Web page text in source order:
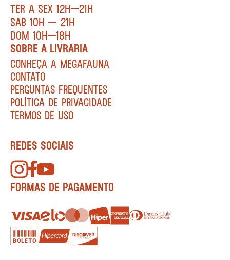
TER A SEX 12H—21H
SÁB 10H — 21H
DOM 10H—18H
SOBRE A LIVRARIA
CONHEÇA A MEGAFAUNA
CONTATO
PERGUNTAS FREQUENTES
POLÍTICA DE PRIVACIDADE
TERMOS DE USO
REDES SOCIAIS
FORMAS DE PAGAMENTO